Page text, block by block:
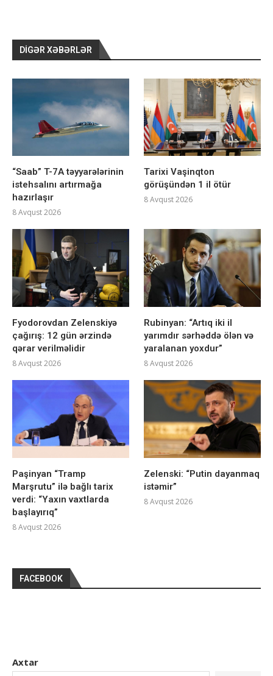
DIGƏR XƏBƏRLƏR
“Saab” T-7A təyyarələrinin
istehsalını artırmağa
hazırlaşır
8 Avqust 2026
Tarixi Vaşinqton
görüşündən 1 il ötür
8 Avqust 2026
Fyodorovdan Zelenskiyə
çağırış: 12 gün ərzində
qərar verilməlidir
8 Avqust 2026
Rubinyan: “Artıq iki il
yarımdır sərhəddə ölən və
yaralanan yoxdur”
8 Avqust 2026
Paşinyan “Tramp
Marşrutu” ilə bağlı tarix
verdi: “Yaxın vaxtlarda
başlayırıq”
8 Avqust 2026
Zelenski: “Putin dayanmaq
istəmir”
8 Avqust 2026
FACEBOOK
Axtar